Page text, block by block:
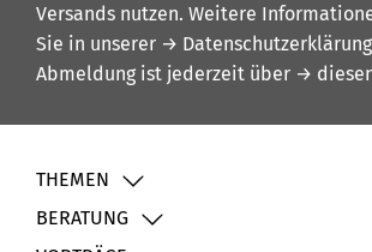
Versands nutzen. Weitere
Sie in unserer → Datenschutzerklärung
Abmeldung ist jederzeit über →
THEMEN
BERATUNG